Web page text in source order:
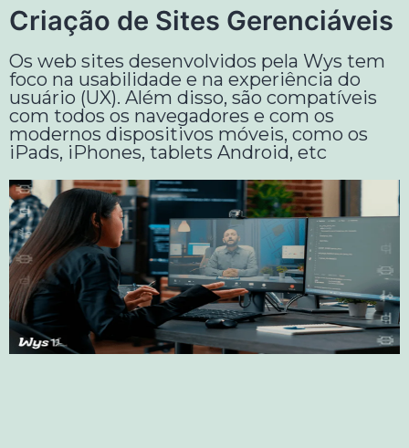
Criação de Sites Gerenciáveis
Os web sites desenvolvidos pela Wys tem
foco na usabilidade e na experiência do
usuário (UX). Além disso, são compatíveis
com todos os navegadores e com os
modernos dispositivos móveis, como os
iPads, iPhones, tablets Android, etc